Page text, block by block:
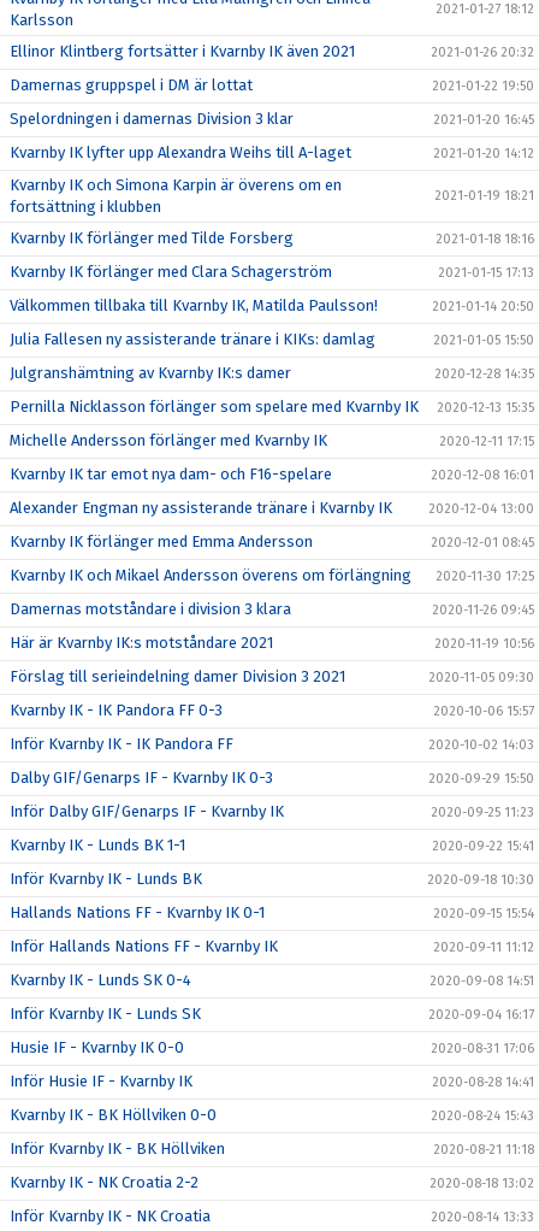
Karlsson
2021-01-27 18:12
Ellinor Klintberg fortsätter i Kvarnby IK även 2021 2021-01-26 20:32
Damernas gruppspel i DM är lottat 2021-01-22 19:50
Spelordningen i damernas Division 3 klar 2021-01-20 16:45
Kvarnby IK lyfter upp Alexandra Weihs till A-laget 2021-01-20 14:12
Kvarnby IK och Simona Karpin är överens om en
fortsättning i klubben
2021-01-19 18:21
Kvarnby IK förlänger med Tilde Forsberg 2021-01-18 18:16
Kvarnby IK förlänger med Clara Schagerström 2021-01-15 17:13
Välkommen tillbaka till Kvarnby IK, Matilda Paulsson! 2021-01-14 20:50
Julia Fallesen ny assisterande tränare i KIKs: damlag 2021-01-05 15:50
Julgranshämtning av Kvarnby IK:s damer 2020-12-28 14:35
Pernilla Nicklasson förlänger som spelare med Kvarnby IK 2020-12-13 15:35
Michelle Andersson förlänger med Kvarnby IK 2020-12-11 17:15
Kvarnby IK tar emot nya dam- och F16-spelare 2020-12-08 16:01
Alexander Engman ny assisterande tränare i Kvarnby IK 2020-12-04 13:00
Kvarnby IK förlänger med Emma Andersson 2020-12-01 08:45
Kvarnby IK och Mikael Andersson överens om förlängning 2020-11-30 17:25
Damernas motståndare i division 3 klara 2020-11-26 09:45
Här är Kvarnby IK:s motståndare 2021 2020-11-19 10:56
Förslag till serieindelning damer Division 3 2021 2020-11-05 09:30
Kvarnby IK - IK Pandora FF 0-3 2020-10-06 15:57
Inför Kvarnby IK - IK Pandora FF 2020-10-02 14:03
Dalby GIF/Genarps IF - Kvarnby IK 0-3 2020-09-29 15:50
Inför Dalby GIF/Genarps IF - Kvarnby IK 2020-09-25 11:23
Kvarnby IK - Lunds BK 1-1 2020-09-22 15:41
Inför Kvarnby IK - Lunds BK 2020-09-18 10:30
Hallands Nations FF - Kvarnby IK 0-1 2020-09-15 15:54
Inför Hallands Nations FF - Kvarnby IK 2020-09-11 11:12
Kvarnby IK - Lunds SK 0-4 2020-09-08 14:51
Inför Kvarnby IK - Lunds SK 2020-09-04 16:17
Husie IF - Kvarnby IK 0-0 2020-08-31 17:06
Inför Husie IF - Kvarnby IK 2020-08-28 14:41
Kvarnby IK - BK Höllviken 0-0 2020-08-24 15:43
Inför Kvarnby IK - BK Höllviken 2020-08-21 11:18
Kvarnby IK - NK Croatia 2-2 2020-08-18 13:02
Inför Kvarnby IK - NK Croatia 2020-08-14 13:33